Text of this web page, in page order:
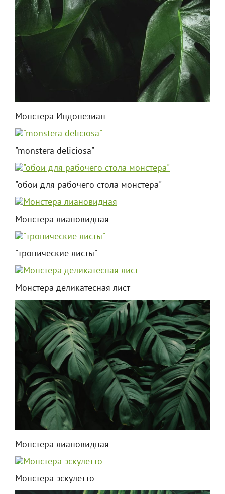
Монстера Индонезиан
"monstera deliciosa"
"обои для рабочего стола монстера"
Монстера лиановидная
"тропические листы"
Монстера деликатесная лист
Монстера лиановидная
Монстера эскулетто